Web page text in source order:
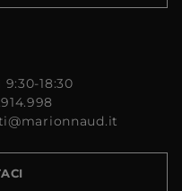
18:30